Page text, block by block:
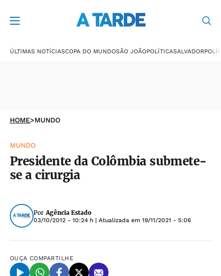
ÚLTIMAS NOTÍCIASCOPA DO MUNDOSÃO JOÃOPOLÍTICASALVADOR
HOME>MUNDO
MUNDO
Presidente da Colômbia submete-
se a cirurgia
PorAgência Estado
03/10/2012 - 10:24 h | Atualizada em 19/11/2021 - 5:06
OUÇA COMPARTILHE